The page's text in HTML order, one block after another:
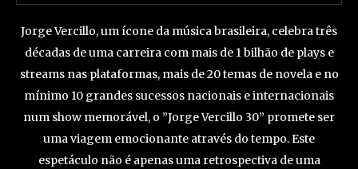
Jorge Vercillo, um ícone da música brasileira, celebra três
décadas de uma carreira com mais de 1 bilhão de plays e
streams nas plataformas, mais de 20 temas de novela e no
mínimo 10 grandes sucessos nacionais e internacionais
num show memorável, o ”Jorge Vercillo 30” promete ser
uma viagem emocionante através do tempo. Este
espetáculo não é apenas uma retrospectiva de uma